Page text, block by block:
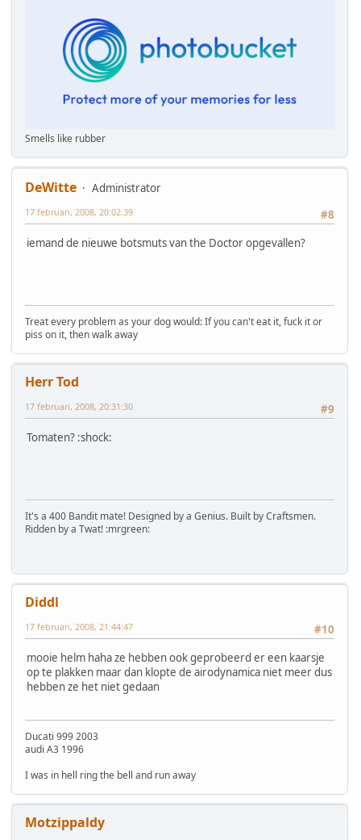
Smells like rubber
DeWitte
Administrator
#8
17 februari, 2008, 20:02:39
iemand de nieuwe botsmuts van the Doctor opgevallen?
Treat every problem as your dog would: If you can't eat it, fuck it or
piss on it, then walk away
Herr Tod
#9
17 februari, 2008, 20:31:30
Tomaten? :shock:
It's a 400 Bandit mate! Designed by a Genius. Built by Craftsmen.
Ridden by a Twat! :mrgreen:
Diddl
#10
17 februari, 2008, 21:44:47
mooie helm haha ze hebben ook geprobeerd er een kaarsje
op te plakken maar dan klopte de airodynamica niet meer dus
hebben ze het niet gedaan
Ducati 999 2003
audi A3 1996
I was in hell ring the bell and run away
Motzippaldy